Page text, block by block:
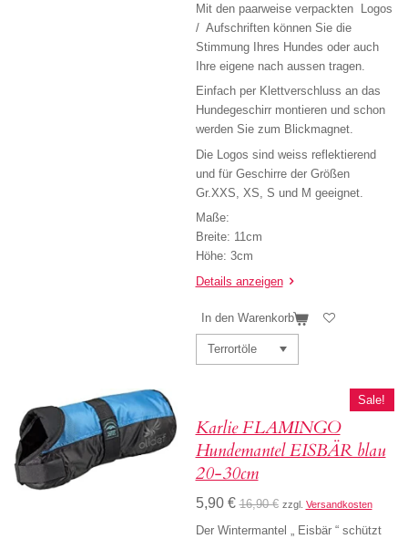
Mit den paarweise verpackten Logos
/ Aufschriften können Sie die
Stimmung Ihres Hundes oder auch
Ihre eigene nach aussen tragen.
Einfach per Klettverschluss an das
Hundegeschirr montieren und schon
werden Sie zum Blickmagnet.
Die Logos sind weiss reflektierend
und für Geschirre der Größen
Gr.XXS, XS, S und M geeignet.
Maße:
Breite: 11cm
Höhe: 3cm
Details anzeigen
In den Warenkorb
Sale!
Karlie FLAMINGO
Hundemantel EISBÄR blau
20-30cm
5,90 € 16,90 € zzgl. Versandkosten
Der Wintermantel „ Eisbär “ schützt